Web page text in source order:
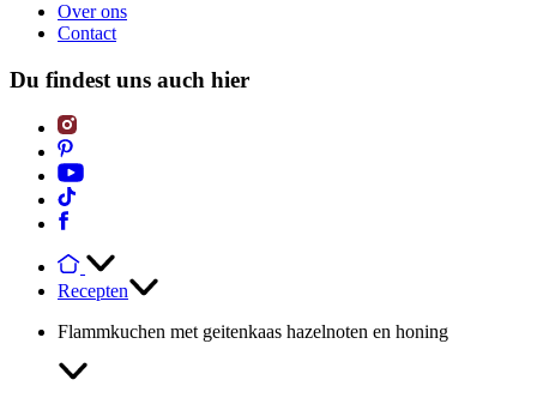
Over ons
Contact
Du findest uns auch hier
Recepten
Flammkuchen met geitenkaas hazelnoten en honing